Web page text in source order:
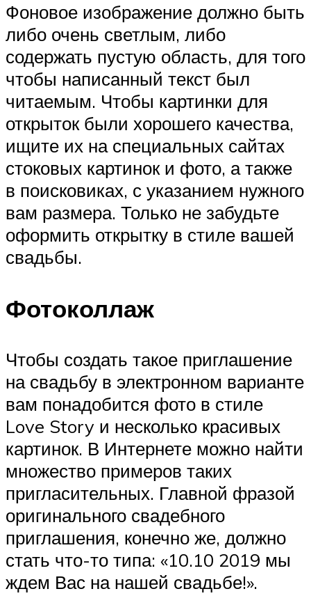
Фоновое изображение должно быть
либо очень светлым, либо
содержать пустую область, для того
чтобы написанный текст был
читаемым. Чтобы картинки для
открыток были хорошего качества,
ищите их на специальных сайтах
стоковых картинок и фото, а также
в поисковиках, с указанием нужного
вам размера. Только не забудьте
оформить открытку в стиле вашей
свадьбы.
Фотоколлаж
Чтобы создать такое приглашение
на свадьбу в электронном варианте
вам понадобится фото в стиле
Love Story и несколько красивых
картинок. В Интернете можно найти
множество примеров таких
пригласительных. Главной фразой
оригинального свадебного
приглашения, конечно же, должно
стать что-то типа: «10.10 2019 мы
ждем Вас на нашей свадьбе!».